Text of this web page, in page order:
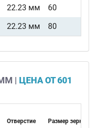
22.23 мм
60
22.23 мм 80
| ЦЕНА ОТ 601
Отверстие Размер зерна